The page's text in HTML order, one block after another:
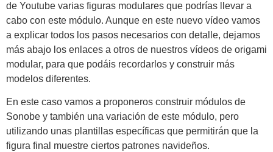
de Youtube varias figuras modulares que podrías llevar a
cabo con este módulo. Aunque en este nuevo vídeo vamos
a explicar todos los pasos necesarios con detalle, dejamos
más abajo los enlaces a otros de nuestros vídeos de origami
modular, para que podáis recordarlos y construir más
modelos diferentes.
En este caso vamos a proponeros construir módulos de
Sonobe y también una variación de este módulo, pero
utilizando unas plantillas específicas que permitirán que la
figura final muestre ciertos patrones navideños.